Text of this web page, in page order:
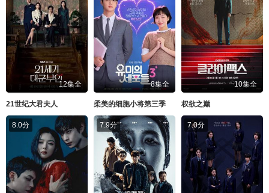
12集全
21世纪大君夫人
8集全
柔美的细胞小将第三季
10集全
权欲之巅
8.0分 7.9分 7.0分